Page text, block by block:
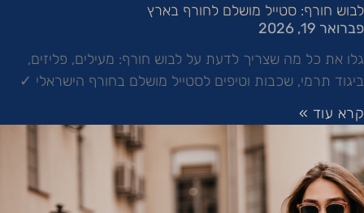
לבוש חורף: סטייל מושלם לחורף בארץ
פברואר 19, 2026
גלו את כל מה שצריך לדעת על לבוש חורף: מעילים, פליזים,
ביגוד תרמי, שכבות וטיפים לסטייל מושלם בחורף הישראלי ✓
קרא עוד »